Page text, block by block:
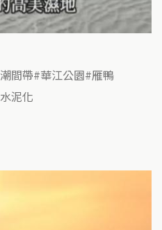
潮間帶 華江公園 雁鴨
水泥化